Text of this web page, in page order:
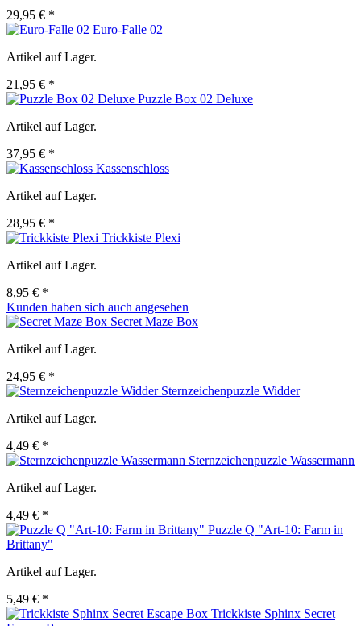
29,95 € *
Euro-Falle 02
Artikel auf Lager.
21,95 € *
Puzzle Box 02 Deluxe
Artikel auf Lager.
37,95 € *
Kassenschloss
Artikel auf Lager.
28,95 € *
Trickkiste Plexi
Artikel auf Lager.
8,95 € *
Kunden haben sich auch angesehen
Secret Maze Box
Artikel auf Lager.
24,95 € *
Sternzeichenpuzzle Widder
Artikel auf Lager.
4,49 € *
Sternzeichenpuzzle Wassermann
Artikel auf Lager.
4,49 € *
Puzzle Q "Art-10: Farm in
Brittany"
Artikel auf Lager.
5,49 € *
Trickkiste Sphinx Secret